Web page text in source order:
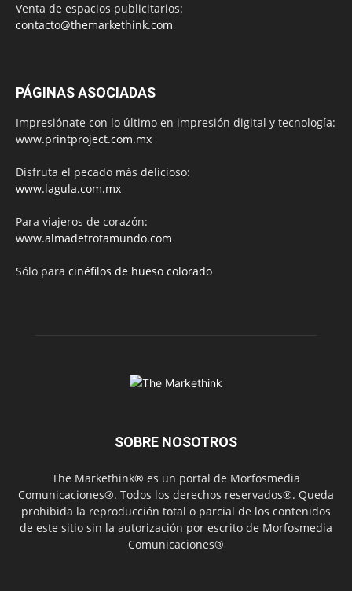
Venta de espacios publicitarios:
contacto@themarkethink.com
PÁGINAS ASOCIADAS
Impresiónate con lo último en impresión digital y tecnología:
www.printproject.com.mx
Disfruta el pecado más delicioso:
www.lagula.com.mx
Para viajeros de corazón:
www.almadetrotamundo.com
Sólo para cinéfilos de hueso colorado
SOBRE NOSOTROS
The Markethink® es un portal de Morfosmedia
Comunicaciones®. Todos los derechos reservados®. Queda
prohibida la reproducción total o parcial de los contenidos
de este sitio sin la autorización por escrito de Morfosmedia
Comunicaciones®